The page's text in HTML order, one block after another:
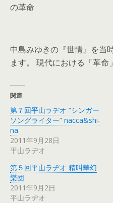
の革命
中島みゆきの『世情』を当
ます。 現代における「革命
関連
第７回平山ラヂオ “シンガー
ソングライター” nacca&shi-
na
2011年9月28日
平山ラヂオ
第５回平山ラヂオ 精叫華幻
樂団
2011年9月2日
平山ラヂオ